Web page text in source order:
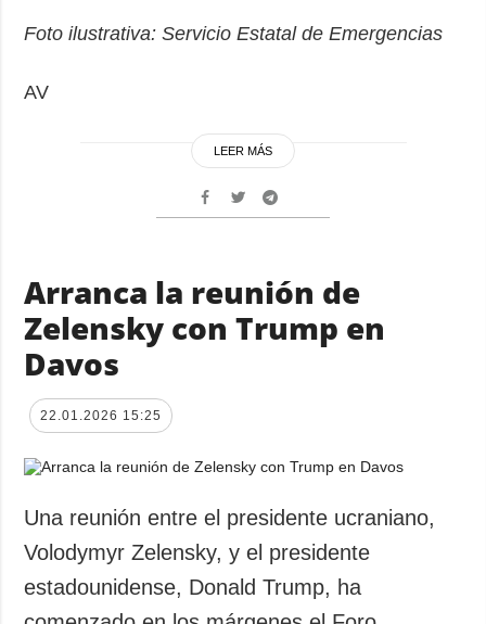
Foto ilustrativa: Servicio Estatal de Emergencias
AV
LEER MÁS
Arranca la reunión de
Zelensky con Trump en
Davos
22.01.2026 15:25
Una reunión entre el presidente ucraniano,
Volodymyr Zelensky, y el presidente
estadounidense, Donald Trump, ha